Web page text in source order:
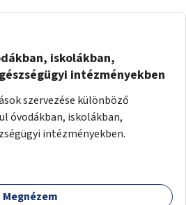
iskolákban,
intézményekben
szervezése különböző
óvodákban, iskolákban,
intézményekben.
Megnézem